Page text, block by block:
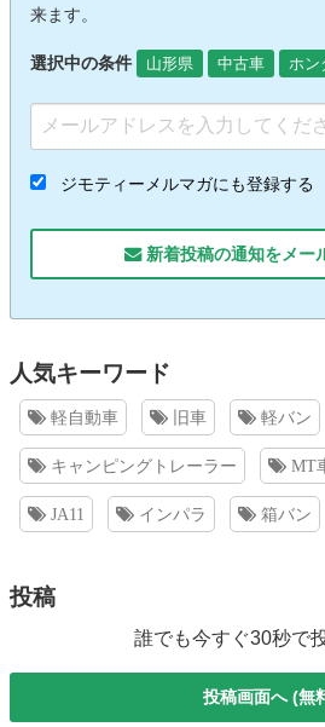
来ます。
選択中の条件 山形県 中古車 ホン
ジモティーメルマガにも登録する
新着投稿の通知をメー
人気キーワード
軽自動車 旧車 軽バン
キャンピングトレーラー MT
JA11 インパラ 箱バン
投稿
誰でも今すぐ30秒で
投稿画面へ (無